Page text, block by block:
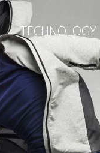
TECHNOLOGY